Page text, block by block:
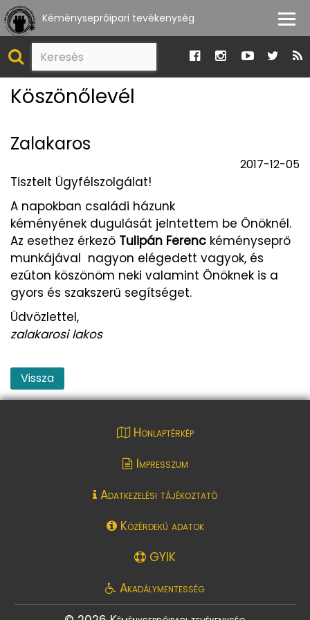
Kéményseprőipari tevékenység
Köszönőlevél
Zalakaros
2017-12-05
Tisztelt Ügyfélszolgálat!
A napokban családi házunk
kéményének dugulását jelntettem be Önöknél.
Az esethez érkező Tulipán Ferenc kéményseprő
munkájával nagyon elégedett vagyok, és
ezúton köszönöm neki valamint Önöknek is a
gyors és szakszerű segítséget.
Üdvözlettel,
zalakarosi lakos
Vissza
Honlaptérkép
Impresszum
Adatkezelési tájékoztató
Közérdekű adatok
GYIK
Akadálymentesség